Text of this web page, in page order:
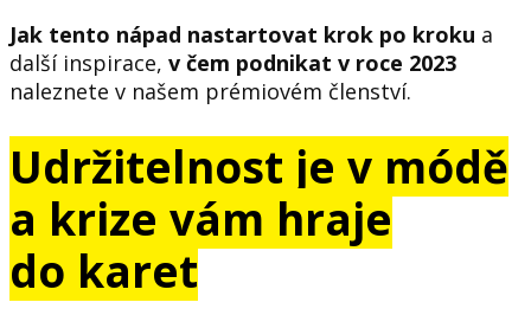
Jak tento nápad nastartovat krok po kroku a
další inspirace, v čem podnikat v roce 2023
naleznete v našem prémiovém členství.
Udržitelnost je v módě
a krize vám hraje
do karet